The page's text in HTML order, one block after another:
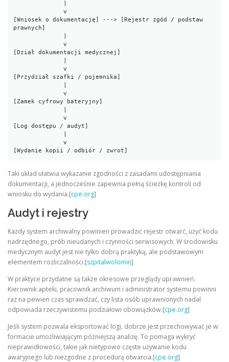
              v
[Wniosek o dokumentację] ---> [Rejestr zgód / podstaw
prawnych]
              v
[Dział dokumentacji medycznej]
              v
[Przydział szafki / pojemnika]
              v
[Zamek cyfrowy bateryjny]
              v
[Log dostępu / audyt]
              v
[Wydanie kopii / odbiór / zwrot]
Taki układ ułatwia wykazanie zgodności z zasadami udostępniania
dokumentacji, a jednocześnie zapewnia pełną ścieżkę kontroli od
wniosku do wydania.[cpe.org]
Audyt i rejestry
Każdy system archiwalny powinien prowadzić rejestr otwarć, użyć kodu
nadrzędnego, prób nieudanych i czynności serwisowych. W środowisku
medycznym audyt jest nie tylko dobrą praktyką, ale podstawowym
elementem rozliczalności.[szpitalwolomin]
W praktyce przydatne są także okresowe przeglądy uprawnień.
Kierownik apteki, pracownik archiwum i administrator systemu powinni
raz na pewien czas sprawdzać, czy lista osób uprawnionych nadal
odpowiada rzeczywistemu podziałowi obowiązków.[cpe.org]
Jeśli system pozwala eksportować logi, dobrze jest przechowywać je w
formacie umożliwiającym późniejszą analizę. To pomaga wykryć
nieprawidłowości, takie jak nietypowo częste używanie kodu
awaryjnego lub niezgodne z procedurą otwarcia.[cpe.org]